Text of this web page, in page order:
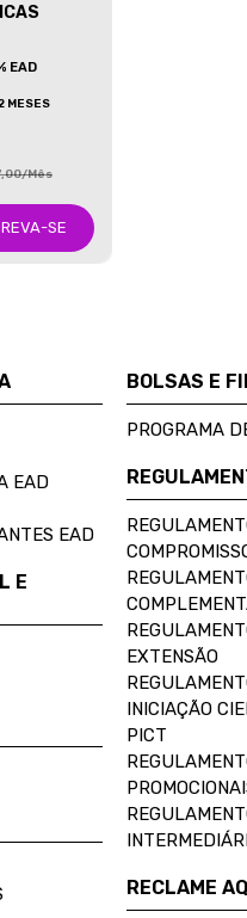
EAD
MESES
Mês
SE
EAD
EAD
E
BOLSAS E
PROGRAMA
EXTENSÃO
INICIAÇÃO
PICT
RECLAME